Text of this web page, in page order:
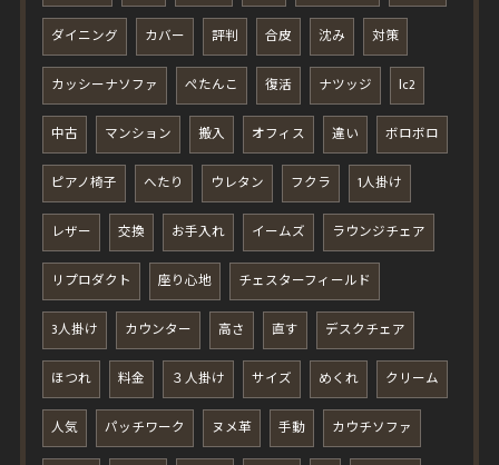
ダイニング カバー 評判 合皮 沈み 対策
カッシーナソファ ぺたんこ 復活 ナツッジ lc2
中古 マンション 搬入 オフィス 違い ボロボロ
ピアノ椅子 へたり ウレタン フクラ 1人掛け
レザー 交換 お手入れ イームズ ラウンジチェア
リプロダクト 座り心地 チェスターフィールド
3人掛け カウンター 高さ 直す デスクチェア
ほつれ 料金 ３人掛け サイズ めくれ クリーム
人気 パッチワーク ヌメ革 手動 カウチソファ